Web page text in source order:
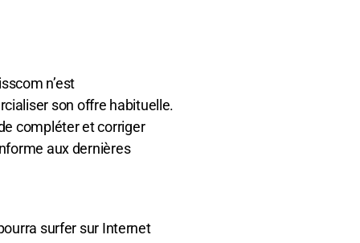
n’est
son offre habituelle.
compléter et corriger
aux dernières
surfer sur Internet